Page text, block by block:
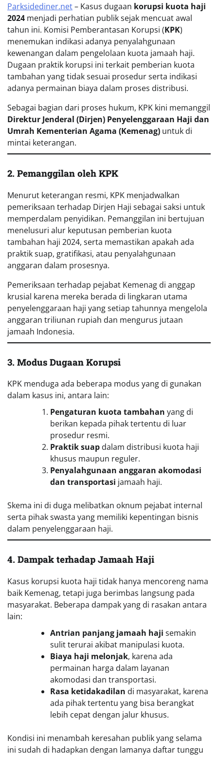
Parksidediner.net– Kasus dugaan korupsi kuota haji
2024 menjadi perhatian publik sejak mencuat awal
tahun ini. Komisi Pemberantasan Korupsi (KPK)
menemukan indikasi adanya penyalahgunaan
kewenangan dalam pengelolaan kuota jamaah haji.
Dugaan praktik korupsi ini terkait pemberian kuota
tambahan yang tidak sesuai prosedur serta indikasi
adanya permainan biaya dalam proses distribusi.
Sebagai bagian dari proses hukum, KPK kini memanggil
Direktur Jenderal (Dirjen) Penyelenggaraan Haji dan
Umrah Kementerian Agama (Kemenag) untuk di
mintai keterangan.
2. Pemanggilan oleh KPK
Menurut keterangan resmi, KPK menjadwalkan
pemeriksaan terhadap Dirjen Haji sebagai saksi untuk
memperdalam penyidikan. Pemanggilan ini bertujuan
menelusuri alur keputusan pemberian kuota
tambahan haji 2024, serta memastikan apakah ada
praktik suap, gratifikasi, atau penyalahgunaan
anggaran dalam prosesnya.
Pemeriksaan terhadap pejabat Kemenag di anggap
krusial karena mereka berada di lingkaran utama
penyelenggaraan haji yang setiap tahunnya mengelola
anggaran triliunan rupiah dan mengurus jutaan
jamaah Indonesia.
3. Modus Dugaan Korupsi
KPK menduga ada beberapa modus yang di gunakan
dalam kasus ini, antara lain:
Pengaturan kuota tambahan yang di
berikan kepada pihak tertentu di luar
prosedur resmi.
Praktik suap dalam distribusi kuota haji
khusus maupun reguler.
Penyalahgunaan anggaran akomodasi
dan transportasi jamaah haji.
Skema ini di duga melibatkan oknum pejabat internal
serta pihak swasta yang memiliki kepentingan bisnis
dalam penyelenggaraan haji.
4. Dampak terhadap Jamaah Haji
Kasus korupsi kuota haji tidak hanya mencoreng nama
baik Kemenag, tetapi juga berimbas langsung pada
masyarakat. Beberapa dampak yang di rasakan antara
lain:
Antrian panjang jamaah haji semakin
sulit terurai akibat manipulasi kuota.
Biaya haji melonjak, karena ada
permainan harga dalam layanan
akomodasi dan transportasi.
Rasa ketidakadilan di masyarakat, karena
ada pihak tertentu yang bisa berangkat
lebih cepat dengan jalur khusus.
Kondisi ini menambah keresahan publik yang selama
ini sudah di hadapkan dengan lamanya daftar tunggu